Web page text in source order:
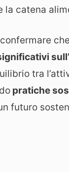
la catena
tra
pratiche
futuro